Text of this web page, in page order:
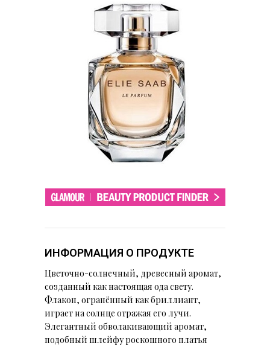
ИНФОРМАЦИЯ О ПРОДУКТЕ
Цветочно-солнечный, древесный аромат,
созданный как настоящая ода свету.
Флакон, огранённый как бриллиант,
играет на солнце отражая его лучи.
Элегантный обволакивающий аромат,
подобный шлейфу роскошного платья